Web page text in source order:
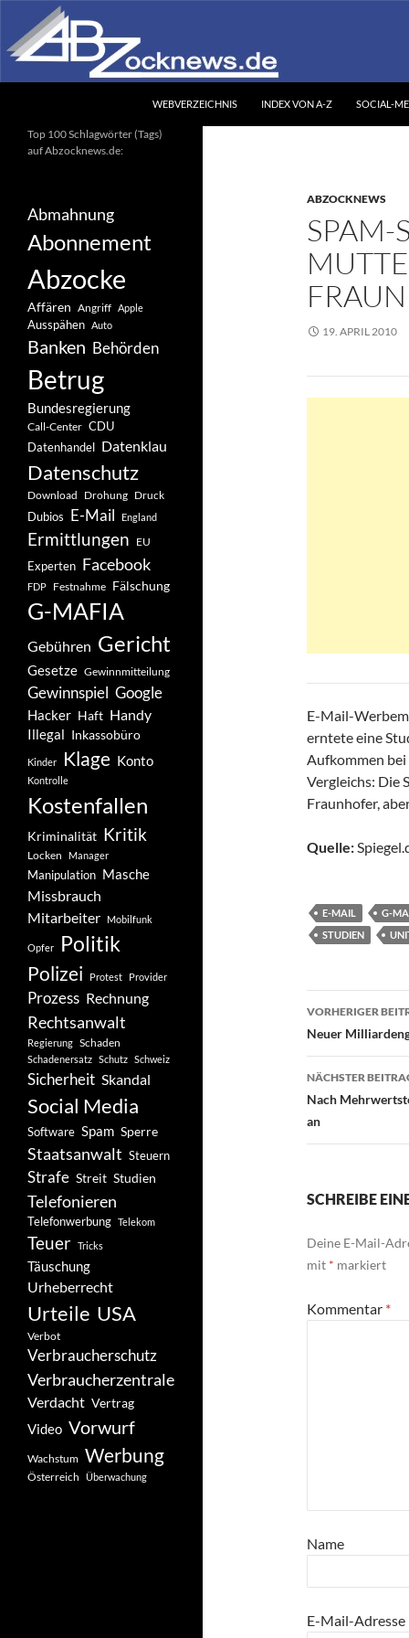
Inhalt
springen
WEBVERZEICHNIS INDEX VON A-Z SOCIAL-
ABZOCKNEWS
SPAM-
19. APRIL 2010
E-Mail-
erntete eine
Aufkommen
Vergleichs: Die
Fraunhofer,
Quelle:
E-MAIL G-
STUDIEN
VORHERIGER
Neuer
NÄCHSTER
Nach
an
SCHREIBE
Deine E-Mail-
mit * markiert
Kommentar *
Name
E-Mail-Adresse
Ihr unabhängiges
Informationsportal
Top 100 Schlagwörter (Tags)
auf Abzocknews.de:
Abmahnung
Abonnement
Abzocke
Affären Angriff Apple
Ausspähen Auto
Banken Behörden
Betrug
Bundesregierung
Call-Center CDU
Datenhandel Datenklau
Datenschutz
Download Drohung Druck
Dubios E-Mail England
Ermittlungen EU
Experten Facebook
FDP Festnahme Fälschung
G-MAFIA
Gebühren Gericht
Gesetze Gewinnmitteilung
Gewinnspiel Google
Hacker Haft Handy
Illegal Inkassobüro
Kinder Klage Konto
Kontrolle
Kostenfallen
Kriminalität Kritik
Locken Manager
Manipulation Masche
Missbrauch
Mitarbeiter
Mobilfunk
Opfer Politik
Polizei Protest Provider
Prozess Rechnung
Rechtsanwalt
Regierung Schaden
Schadenersatz Schutz Schweiz
Sicherheit Skandal
Social Media
Software Spam Sperre
Staatsanwalt Steuern
Strafe Streit Studien
Telefonieren
Telefonwerbung Telekom
Teuer Tricks
Täuschung
Urheberrecht
Urteile USA
Verbot
Verbraucherschutz
Verbraucherzentrale
Verdacht Vertrag
Video Vorwurf
Wachstum Werbung
Österreich Überwachung